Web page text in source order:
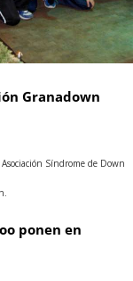
Granadown
Síndrome de Down
ponen en